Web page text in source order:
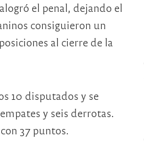
el penal, dejando el
consiguieron un
al cierre de la
10 disputados y se
y seis derrotas.
37 puntos.